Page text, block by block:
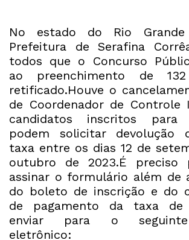
No estado do Rio
Prefeitura de Serafina
todos que o Concurso
ao preenchimento de
retificado.Houve o
de Coordenador de Controle
candidatos inscritos
podem solicitar devolução
taxa entre os dias 12 de
outubro de 2023.É preciso
assinar o formulário além de
do boleto de inscrição e do
de pagamento da taxa de
enviar para o seguinte
eletrônico: